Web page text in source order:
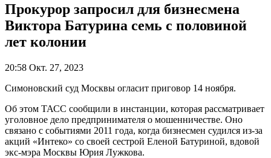
Прокурор запросил для бизнесмена
Виктора Батурина семь с половиной
лет колонии
20:58 Окт. 27, 2023
Симоновский суд Москвы огласит приговор 14 ноября.
Об этом ТАСС сообщили в инстанции, которая рассматривает
уголовное дело предпринимателя о мошенничестве. Оно
связано с событиями 2011 года, когда бизнесмен судился из-за
акций «Интеко» со своей сестрой Еленой Батуриной, вдовой
экс-мэра Москвы Юрия Лужкова.